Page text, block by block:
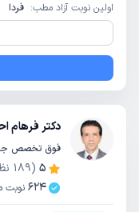
اولین نوبت آزاد مطب: فردا
دکتر فرهام
5
(
189
624 نوبت